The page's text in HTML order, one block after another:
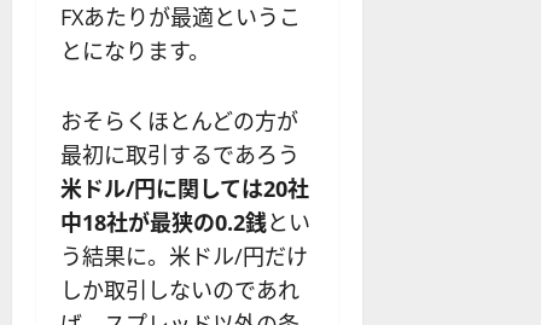
FXあたりが最適というこ
とになります。
おそらくほとんどの方が
最初に取引するであろう
米ドル/円に関しては20社
中18社が最狭の0.2銭とい
う結果に。米ドル/円だけ
しか取引しないのであれ